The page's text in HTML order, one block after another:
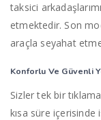
taksici
etmektedir. Son
araçla seyahat
Konforlu Ve Güvenli
Sizler tek bir
kısa süre